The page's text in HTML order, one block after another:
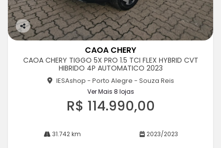
Co
rtil
CAOA CHERY
CAOA CHERY TIGGO 5X PRO 1.5 TCI FLEX HYBRID CVT
HIBRIDO 4P AUTOMATICO 2023
IESAshop - Porto Alegre - Souza Reis
Ver Mais 8 lojas
R$ 114.990,00
31.742 km 2023/2023